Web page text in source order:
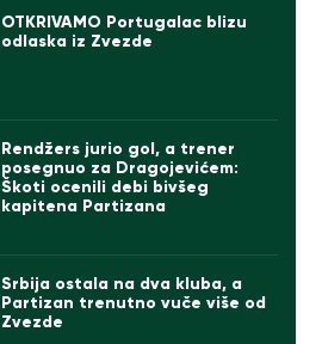
OTKRIVAMO Portugalac blizu
odlaska iz Zvezde
Rendžers jurio gol, a trener
posegnuo za Dragojevićem:
Škoti ocenili debi bivšeg
kapitena Partizana
Srbija ostala na dva kluba, a
Partizan trenutno vuče više od
Zvezde